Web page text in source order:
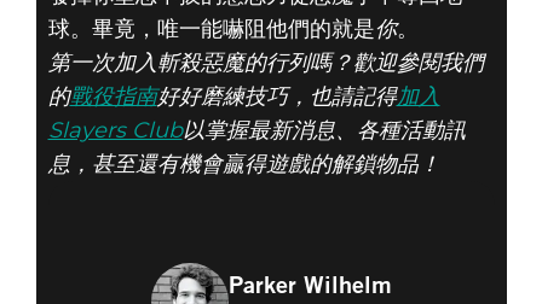
球。畢竟，唯一能嚇阻他們的就是你。
第一次加入斬殺惡魔的行列嗎？歡迎參閱我們
的戰役指南好好磨練技巧，也請記得加入
Slayers Club以掌握最新消息、各種活動訊
息，甚至還有機會贏得遊戲的解鎖物品！
Parker Wilhelm